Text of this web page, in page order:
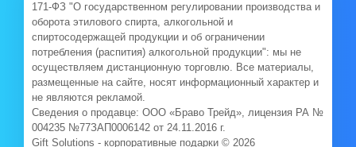
171-ФЗ "О государственном регулировании производства и
оборота этилового спирта, алкогольной и
спиртосодержащей продукции и об ограничении
потребления (распития) алкогольной продукции": мы не
осуществляем дистанционную торговлю. Все материалы,
размещенные на сайте, носят информационный характер и
не являются рекламой.
Сведения о продавце: ООО «Браво Трейд», лицензия РА №
004235 №77ЗАП0006142 от 24.11.2016 г.
Gift Solutions - корпоративные подарки © 2026